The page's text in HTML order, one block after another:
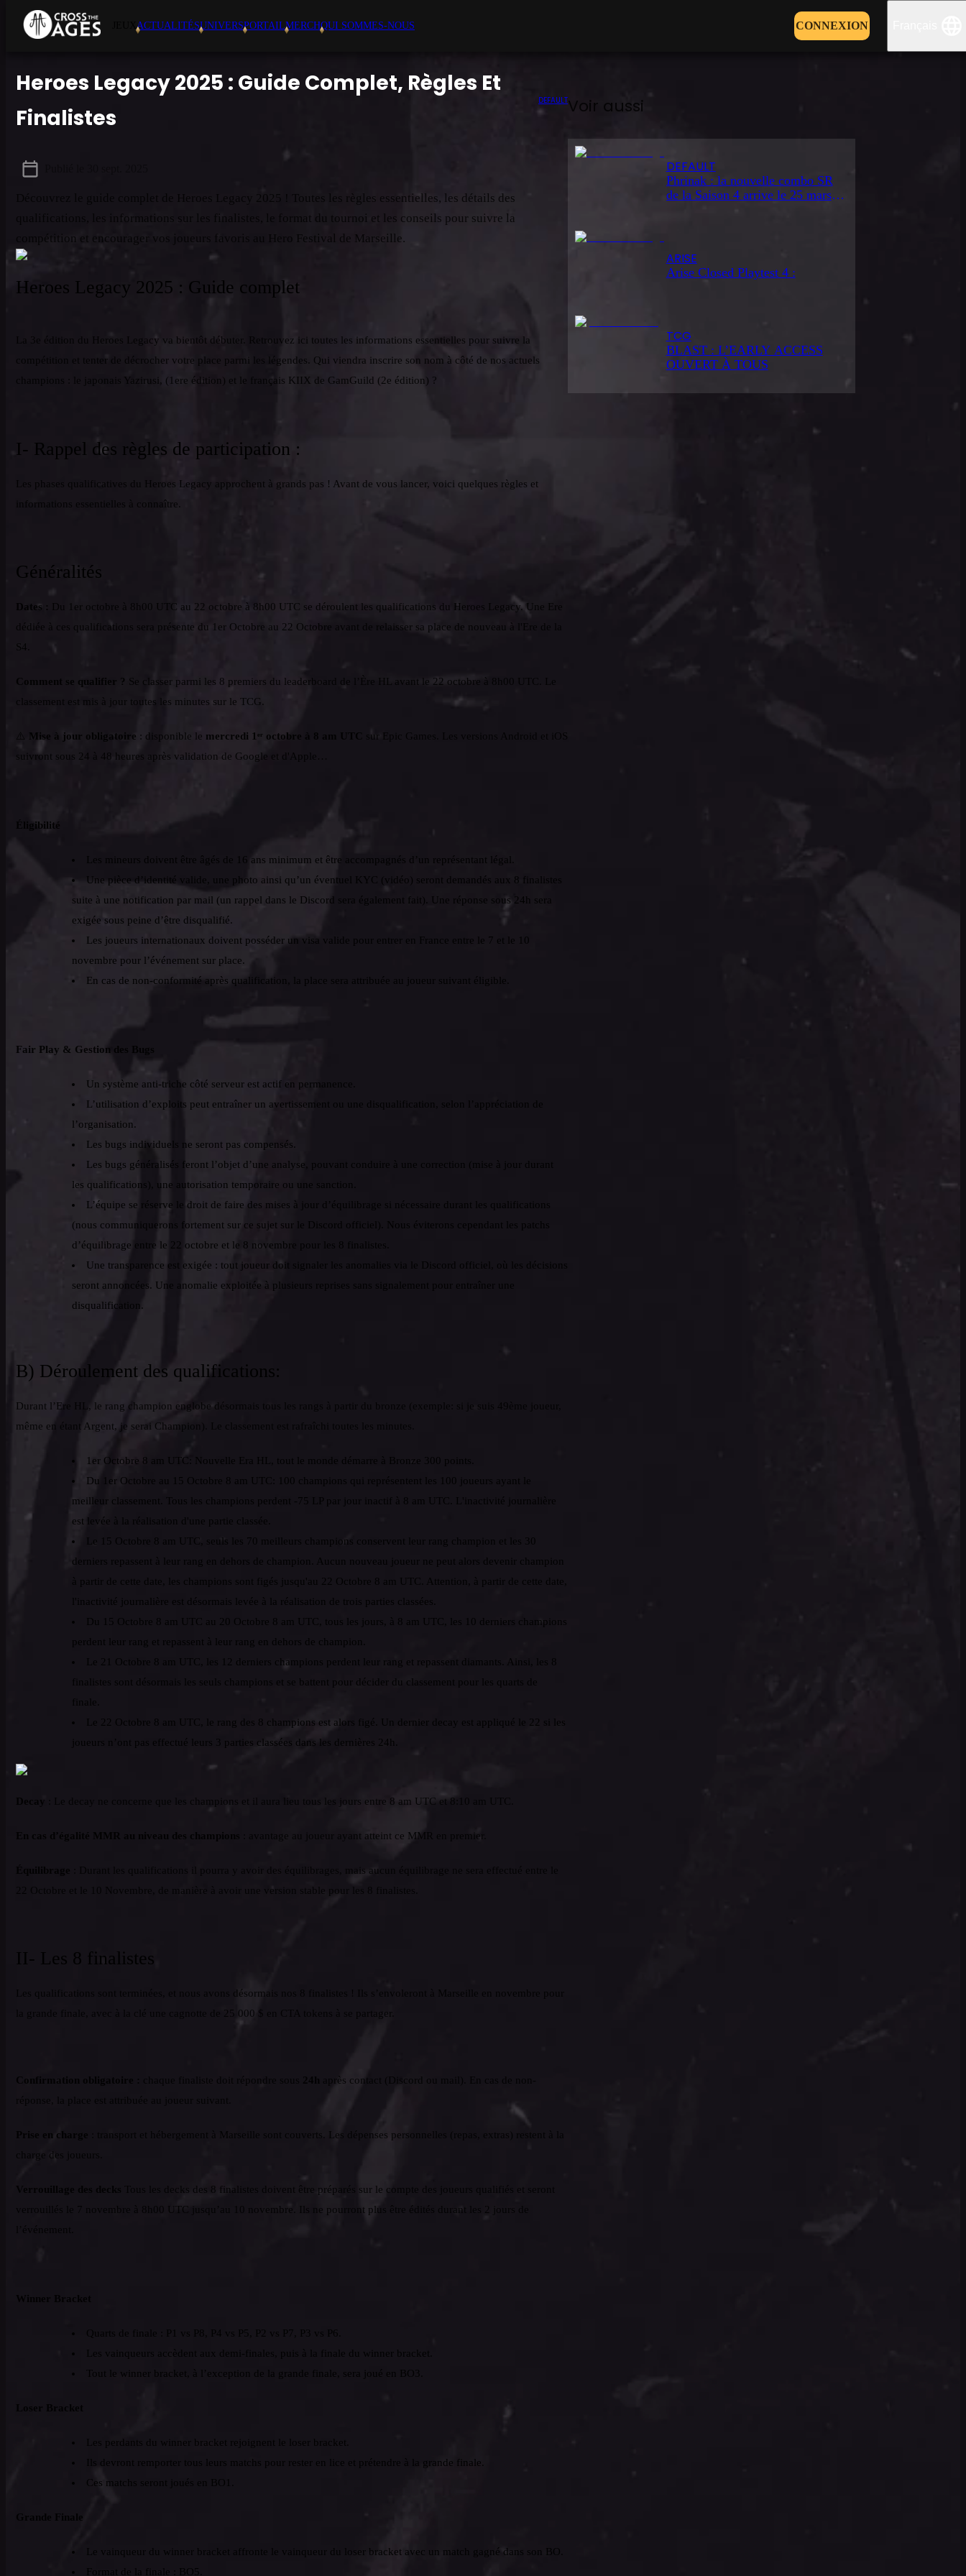
ACTUALITÉSUNIVERSPORTAILMERCHQUI SOMMES-NOUS CONNEXIONSign
Heroes Legacy 2025 : Guide Complet, Règles Et
Finalistes
DEFAULT
Découvrez le guide complet de Heroes Legacy 2025 ! Toutes les règles essentielles, les détails des
qualifications, les informations sur les finalistes, le format du tournoi et les conseils pour suivre la
compétition et encourager vos joueurs favoris au Hero Festival de Marseille.
Heroes Legacy 2025 : Guide complet
La 3e édition du Heroes Legacy va bientôt débuter. Retrouvez ici toutes les informations essentielles pour suivre la
compétition et tenter de décrocher votre place parmi les légendes. Qui viendra inscrire son nom à côté de nos actuels
champions : le japonais Yazirusi, (1ere édition) et le français KIIX de GamGuild (2e édition) ?
I- Rappel des règles de participation :
Les phases qualificatives du Heroes Legacy approchent à grands pas ! Avant de vous lancer, voici quelques règles et
informations essentielles à connaître.
Généralités
Dates :
Du 1er octobre à 8h00 UTC au 22 octobre à 8h00 UTC se déroulent les qualifications du Heroes Legacy. Une Ere
dédiée à ces qualifications sera présente du 1er Octobre au 22 Octobre avant de relaisser sa place de nouveau à l'Ere de la
S4.
Comment se qualifier ? Se classer parmi les 8 premiers du leaderboard de l’Ère HL avant le 22 octobre à 8h00 UTC. Le
classement est mis à jour toutes les minutes sur le TCG.
Mise à jour obligatoire : disponible le mercredi 1ᵉʳ octobre à 8 am UTC
sur Epic Games. Les versions Android et iOS
suivront sous 24 à 48 heures après validation de Google et d'Apple…
Éligibilité
Les mineurs doivent être âgés de 16 ans minimum et être accompagnés d’un représentant légal.
Une pièce d’identité valide, une photo ainsi qu’un éventuel KYC (vidéo) seront demandés aux 8 finalistes
suite à une notification par mail (un rappel dans le Discord sera également fait). Une réponse sous 24h sera
exigée sous peine d’être disqualifié.
Les joueurs internationaux doivent posséder un visa valide pour entrer en France entre le 7 et le 10
novembre pour l’événement sur place.
En cas de non-conformité après qualification, la place sera attribuée au joueur suivant éligible.
Fair Play & Gestion des Bugs
Un système anti-triche côté serveur est actif en permanence.
L’utilisation d’exploits peut entraîner un avertissement ou une disqualification, selon l’appréciation de
l’organisation.
Les bugs individuels ne seront pas compensés.
Les bugs généralisés feront l’objet d’une analyse, pouvant conduire à une correction (mise à jour durant
les qualifications), une autorisation temporaire ou une sanction.
L’équipe se réserve le droit de faire des mises à jour d’équilibrage si nécessaire durant les qualifications
(nous communiquerons fortement sur ce sujet sur le Discord officiel). Nous éviterons cependant les patchs
d’équilibrage entre le 22 octobre et le 8 novembre pour les 8 finalistes.
Une transparence est exigée : tout joueur doit signaler les anomalies via le Discord officiel, où les décisions
seront annoncées. Une anomalie exploitée à plusieurs reprises sans signalement pour entraîner une
disqualification.
B) Déroulement des qualifications:
Durant l’Ere HL, le rang champion englobe désormais tous les rangs à partir du bronze (exemple: si je suis 49ème joueur,
même en étant Argent, je serai Champion). Le classement est rafraîchi toutes les minutes.
1er Octobre 8 am UTC: Nouvelle Era HL, tout le monde démarre à Bronze 300 points.
Du 1er Octobre au 15 Octobre 8 am UTC: 100 champions qui représentent les 100 joueurs ayant le
meilleur classement. Tous les champions perdent -75 LP par jour inactif à 8 am UTC. L'inactivité journalière
est levée à la réalisation d'une partie classée.
Le 15 Octobre 8 am UTC, seuls les 70 meilleurs champions conservent leur rang champion et les 30
derniers repassent à leur rang en dehors de champion. Aucun nouveau joueur ne peut alors devenir champion
à partir de cette date, les champions sont figés jusqu'au 22 Octobre 8 am UTC. Attention, à partir de cette date,
l'inactivité journalière est désormais levée à la réalisation de trois parties classées.
Du 15 Octobre 8 am UTC au 20 Octobre 8 am UTC, tous les jours, à 8 am UTC, les 10 derniers champions
perdent leur rang et repassent à leur rang en dehors de champion.
Le 21 Octobre 8 am UTC, les 12 derniers champions perdent leur rang et repassent diamants. Ainsi, les 8
finalistes sont désormais les seuls champions et se battent pour décider du classement pour les quarts de
finale.
Le 22 Octobre 8 am UTC, le rang des 8 champions est alors figé. Un dernier decay est appliqué le 22 si les
joueurs n’ont pas effectué leurs 3 parties classées dans les dernières 24h.
Decay : Le decay ne concerne que les champions et il aura lieu tous les jours entre 8 am UTC et 8:10 am UTC.
: avantage au joueur ayant atteint ce MMR en premier.
: Durant les qualifications il pourra y avoir des équilibrages, mais aucun équilibrage ne sera effectué entre le
22 Octobre et le 10 Novembre, de manière à avoir une version stable pour les 8 finalistes.
II- Les 8 finalistes
Les qualifications sont terminées, et nous avons désormais nos 8 finalistes ! Ils s’envoleront à Marseille en novembre pour
la grande finale, avec à la clé une cagnotte de 25 000 $ en CTA tokens à se partager.
Confirmation obligatoire :
après contact (Discord ou mail). En cas de non-
Prise en charge
: transport et hébergement à Marseille sont couverts. Les dépenses personnelles (repas, extras) restent à la
charge des joueurs.
Tous les decks des 8 finalistes doivent être préparés sur le compte des joueurs qualifiés et seront
verrouillés le 7 novembre à 8h00 UTC jusqu’au 10 novembre. Ils ne pourront plus être édités durant les 2 jours de
Quarts de finale : P1 vs P8, P4 vs P5, P2 vs P7, P3 vs P6.
Les vainqueurs accèdent aux demi-finales, puis à la finale du winner bracket.
Tout le winner bracket, à l’exception de la grande finale, sera joué en BO3.
Les perdants du winner bracket rejoignent le loser bracket.
Ils devront remporter tous leurs matchs pour rester en lice et prétendre à la grande finale.
Ces matchs seront joués en BO1.
Grande Finale
Le vainqueur du winner bracket affronte le vainqueur du loser bracket avec un match gagné dans son BO.
Format de la finale : BO5.
Voir aussi
DEFAULT
Phrinak : la nouvelle combo SR
de la Saison 4 arrive le 25 mars
ARISE
Arise Closed Playtest 4 :
TCG
BLAST : L’EARLY ACCESS
OUVERT À TOUS